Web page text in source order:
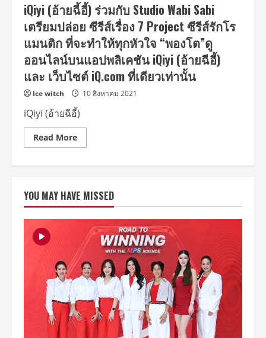
iQiyi (อ้ายฉี้อี้) ร่วมกับ Studio Wabi Sabi
เตรียมปล่อย ซีรีส์เรื่อง 7 Project ซีรีส์รักโร
แมนติก ที่จะทำให้ทุกหัวใจ “พองโต”ดู
ออนไลน์บนแอปพลิเคชัน iQiyi (อ้ายฉีอี้)
และ เว็บไซต์ iQ.com ที่เดียวเท่านั้น
Ice witch 10 สิงหาคม 2021
iQiyi (อ้ายฉีอี้)
Read MoreRead
more
ร่วม
กับ
Studio
Wabi
Sabi
เตรียม
ปล่อย
ซี
รีส์
เรื่อง
7
Project
ซี
รีส์
รัก
โร
แมน
YOU MAY HAVE MISSED